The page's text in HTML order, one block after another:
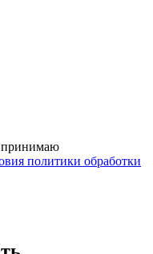
принимаю
политики обработки